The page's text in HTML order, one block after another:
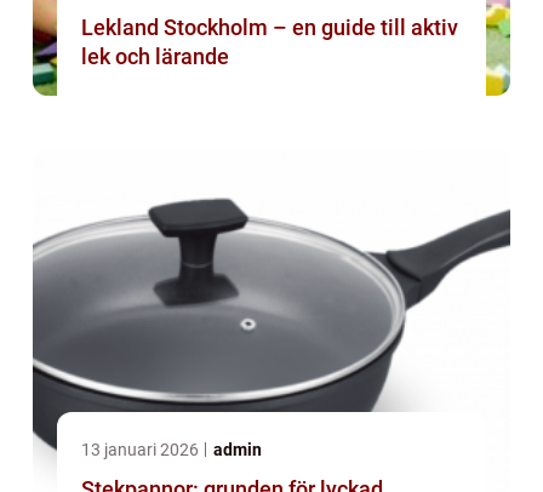
Lekland Stockholm – en guide till aktiv
lek och lärande
13 januari 2026 admin